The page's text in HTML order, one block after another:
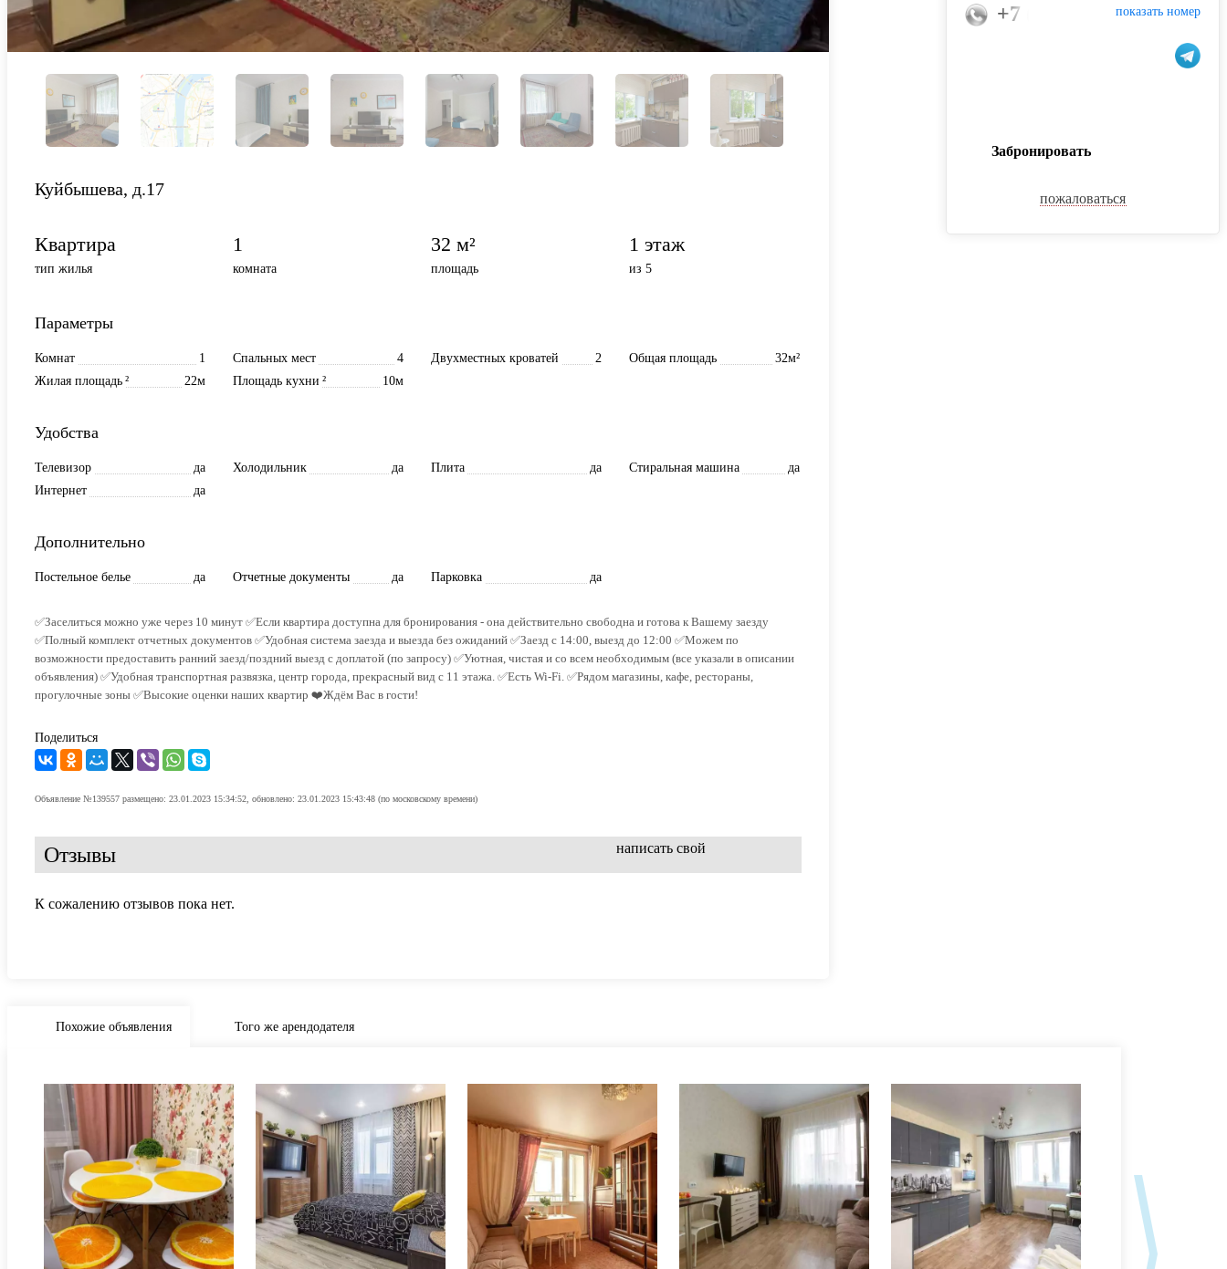
Куйбышева, д.17
Квартира
тип жилья
1
комната
32 м²
площадь
1 этаж
из 5
Параметры
Комнат 1 Спальных мест 4 Двухместных кроватей 2 Общая площадь
32м²
Жилая площадь
22м
² Площадь кухни 10м
²
Удобства
Телевизор да Холодильник да Плита да Стиральная машина
да
Интернет
да
Дополнительно
Постельное белье да Отчетные документы да Парковка да
✅Заселиться можно уже через 10 минут ✅Если квартира доступна для бронирования - она действительно свободна и готова к Вашему заезду
✅Полный комплект отчетных документов ✅Удобная система заезда и выезда без ожиданий ✅Заезд с 14:00, выезд до 12:00 ✅Можем по
возможности предоставить ранний заезд/поздний выезд с доплатой (по запросу) ✅Уютная, чистая и со всем необходимым (все указали в описании
объявления) ✅Удобная транспортная развязка, центр города, прекрасный вид с 11 этажа. ✅Есть Wi-Fi. ✅Рядом магазины, кафе, рестораны,
прогулочные зоны ✅Высокие оценки наших квартир ❤️Ждём Вас в гости!
Поделиться
Объявление №139557 размещено: 23.01.2023 15:34:52, обновлено: 23.01.2023 15:43:48 (по московскому времени)
Отзывы написать свой
К сожалению отзывов пока нет.
показать номер
+7 (967) 555-42-41
Забронировать
пожаловаться
Похожие объявления Того же арендодателя